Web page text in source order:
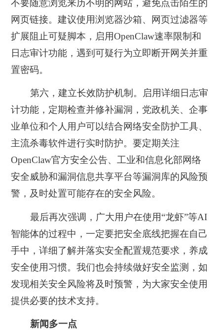
不要随意浏览来历不明的网站，避免点击陌生的
网页链接。建议使用浏览器沙箱、网页过滤器等
扩展阻止可疑脚本，启用OpenClaw速率限制和
日志审计功能，遇到可疑行为立即断开网关并重
置密码。
第六，建立长效防护机制 。启用详细日志审
计功能，定期检查并修补漏洞，党政机关、企事
业单位和个人用户可以结合网络安全防护工具、
主流杀毒软件进行实时防护。要定期关注
OpenClaw官方安全公告、工业和信息化部网络
安全威胁和漏洞信息共享平台等漏洞库的风险预
警，及时处置可能存在的安全风险。
最后再次强调，广大用户在使用“龙虾”等AI
智能体的过程中，一定要把安全底线把握在自己
手中 ，详细了解并落实安全配置规范要求，养成
安全使用习惯。我们也会持续做好安全监测，如
发现相关安全风险将及时预警，为大家安全使用
提供必要的技术支持。
新闻多一点